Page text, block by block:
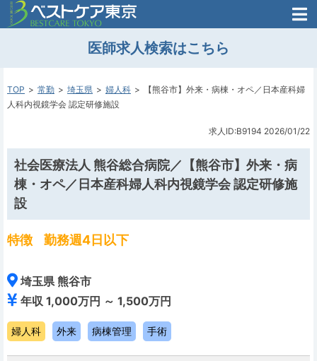
医師がはじめた
医師のための
転職支援
転職支援のお問い合わせ
医師求人検索はこちら
TOP 常勤 埼玉県 婦人科
【熊谷市】外来・病棟・オペ／日本産科婦
人科内視鏡学会 認定研修施設
求人ID:B9194 2026/01/22
社会医療法人 熊谷総合病院／【熊谷市】外来・病
棟・オペ／日本産科婦人科内視鏡学会 認定研修施
設
特徴 勤務週4日以下
埼玉県 熊谷市
年収 1,000万円 ～ 1,500万円
婦人科 外来 病棟管理 手術